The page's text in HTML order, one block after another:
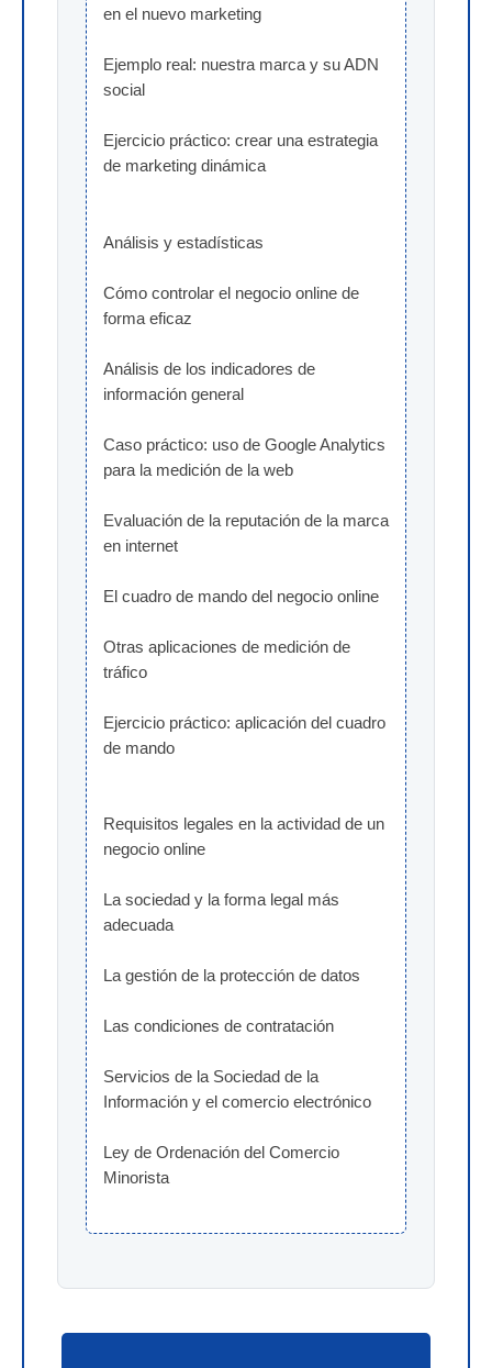
en el nuevo marketing
Ejemplo real: nuestra marca y su ADN
social
Ejercicio práctico: crear una estrategia
de marketing dinámica
Análisis y estadísticas
Cómo controlar el negocio online de
forma eficaz
Análisis de los indicadores de
información general
Caso práctico: uso de Google Analytics
para la medición de la web
Evaluación de la reputación de la marca
en internet
El cuadro de mando del negocio online
Otras aplicaciones de medición de
tráfico
Ejercicio práctico: aplicación del cuadro
de mando
Requisitos legales en la actividad de un
negocio online
La sociedad y la forma legal más
adecuada
La gestión de la protección de datos
Las condiciones de contratación
Servicios de la Sociedad de la
Información y el comercio electrónico
Ley de Ordenación del Comercio
Minorista